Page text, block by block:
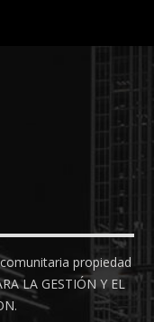
propiedad
LA GESTIÓN Y EL